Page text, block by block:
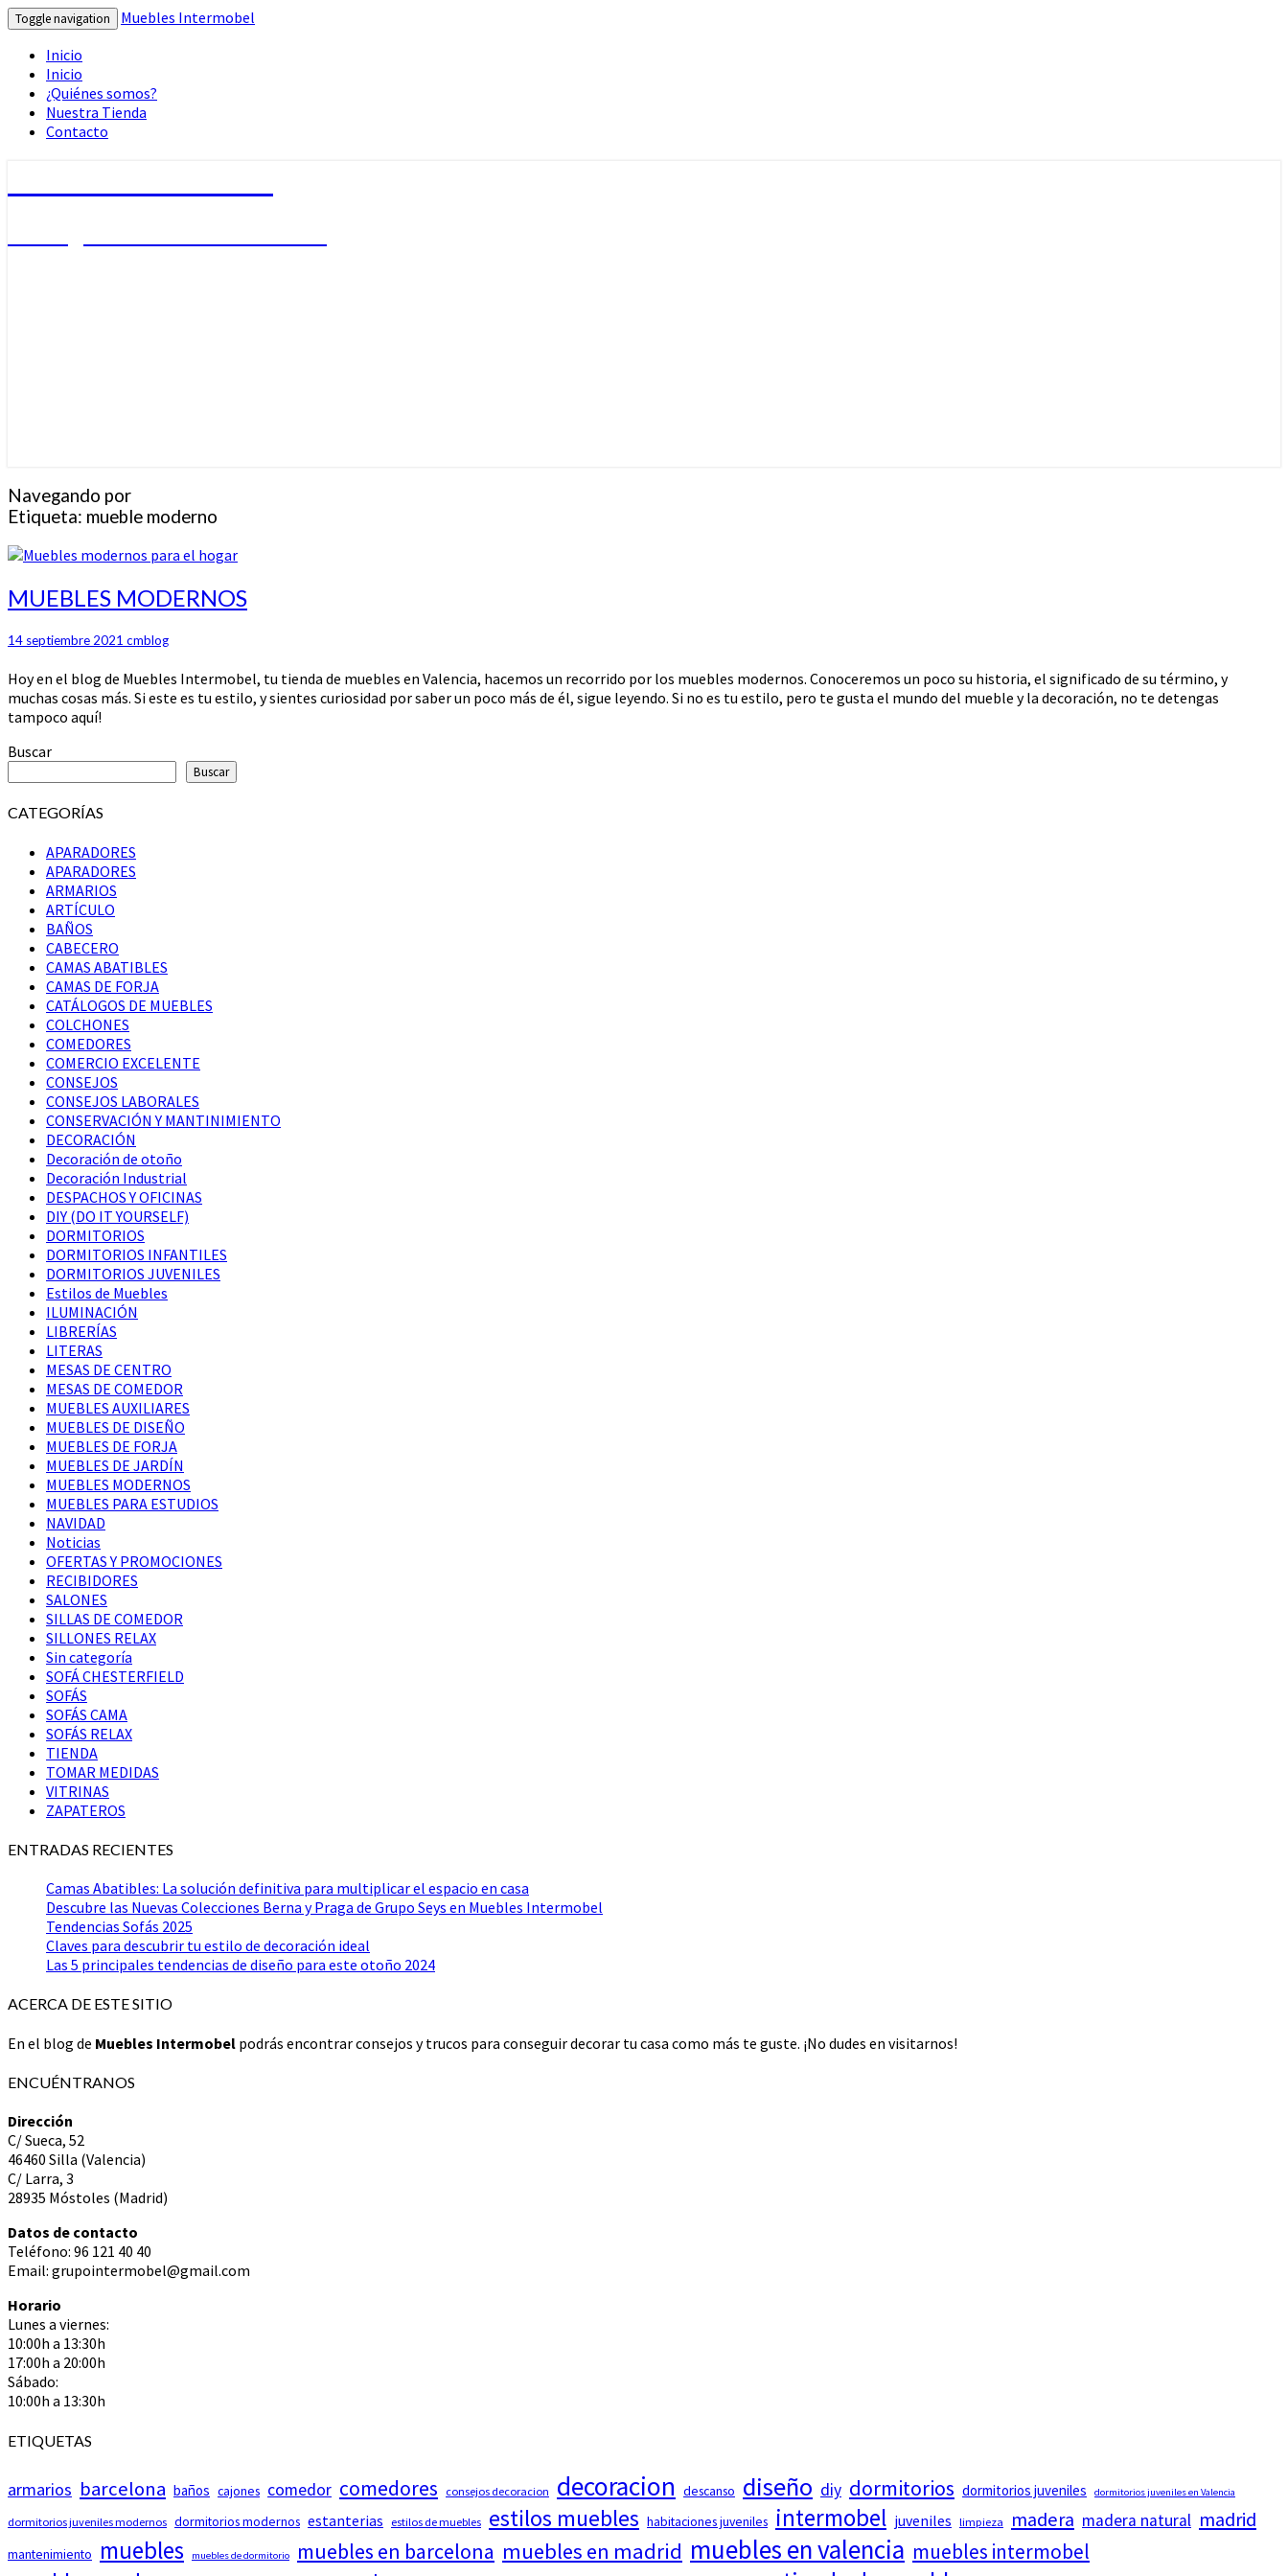
Toggle navigation
Muebles Intermobel
Inicio
Inicio
¿Quiénes somos?
Nuestra Tienda
Contacto
Navegando por
Etiqueta: mueble moderno
MUEBLES
MODERNOS
MUEBLES MODERNOS
14 septiembre 2021 cmblog
Hoy en el blog de Muebles Intermobel, tu tienda de muebles en Valencia, hacemos un recorrido por los muebles modernos. Conoceremos un poco su historia, el significado de su término, y
muchas cosas más. Si este es tu estilo, y sientes curiosidad por saber un poco más de él, sigue leyendo. Si no es tu estilo, pero te gusta el mundo del mueble y la decoración, no te detengas
tampoco aquí!
Buscar
Buscar
CATEGORÍAS
APARADORES
APARADORES
ARMARIOS
ARTÍCULO
BAÑOS
CABECERO
CAMAS ABATIBLES
CAMAS DE FORJA
CATÁLOGOS DE MUEBLES
COLCHONES
COMEDORES
COMERCIO EXCELENTE
CONSEJOS
CONSEJOS LABORALES
CONSERVACIÓN Y MANTINIMIENTO
DECORACIÓN
Decoración de otoño
Decoración Industrial
DESPACHOS Y OFICINAS
DIY (DO IT YOURSELF)
DORMITORIOS
DORMITORIOS INFANTILES
DORMITORIOS JUVENILES
Estilos de Muebles
ILUMINACIÓN
LIBRERÍAS
LITERAS
MESAS DE CENTRO
MESAS DE COMEDOR
MUEBLES AUXILIARES
MUEBLES DE DISEÑO
MUEBLES DE FORJA
MUEBLES DE JARDÍN
MUEBLES MODERNOS
MUEBLES PARA ESTUDIOS
NAVIDAD
Noticias
OFERTAS Y PROMOCIONES
RECIBIDORES
SALONES
SILLAS DE COMEDOR
SILLONES RELAX
Sin categoría
SOFÁ CHESTERFIELD
SOFÁS
SOFÁS CAMA
SOFÁS RELAX
TIENDA
TOMAR MEDIDAS
VITRINAS
ZAPATEROS
ENTRADAS RECIENTES
Camas Abatibles: La solución definitiva para multiplicar el espacio en casa
Descubre las Nuevas Colecciones Berna y Praga de Grupo Seys en Muebles Intermobel
Tendencias Sofás 2025
Claves para descubrir tu estilo de decoración ideal
Las 5 principales tendencias de diseño para este otoño 2024
ACERCA DE ESTE SITIO
En el blog de Muebles Intermobel podrás encontrar consejos y trucos para conseguir decorar tu casa como más te guste. ¡No dudes en visitarnos!
ENCUÉNTRANOS
Dirección
C/ Sueca, 52
46460 Silla (Valencia)
C/ Larra, 3
28935 Móstoles (Madrid)
Datos de contacto
Teléfono: 96 121 40 40
Email: grupointermobel@gmail.com
Horario
Lunes a viernes:
10:00h a 13:30h
17:00h a 20:00h
Sábado:
10:00h a 13:30h
ETIQUETAS
armarios barcelona baños cajones comedor comedores consejos decoracion decoracion descanso diseño diy dormitorios dormitorios juveniles dormitorios juveniles en Valencia
dormitorios juveniles modernos dormitorios modernos estanterias estilos de muebles estilos muebles habitaciones juveniles intermobel juveniles limpieza madera madera natural madrid
mantenimiento muebles muebles de dormitorio muebles en barcelona muebles en madrid muebles en valencia muebles intermobel